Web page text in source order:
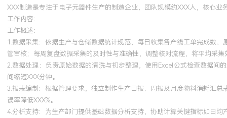
XXX制造是专注于电子元器件生产的制造企业，团队规模约XXX人，核心
工作内容：
工作概述：
1.数据采集：依据生产与仓储数据统计规范，每日收集各产线工单完成数
管审核；每周复盘数据采集的及时性与准确性，调整核对流程，将平均采集
2.数据处理：负责原始数据的清洗与初步整理，使用Excel公式检查数据
间缩短XXX分钟。
3.报表编制：根据管理要求，独立制作生产日报、周报及月度物料消耗汇
误率降低XXX%。
4.分析支持：为生产部门提供基础数据分析支持，协助计算关键指标如日